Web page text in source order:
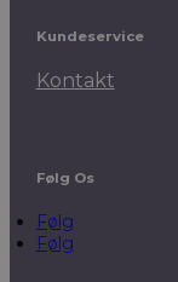
Kundeservice
Kontakt
Følg Os
Følg
Følg